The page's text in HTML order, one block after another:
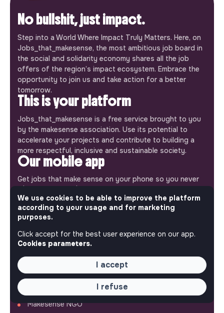
No bullshit, just impact.
Step into a World Where Impact Truly Matters. Here, on
Jobs_that_makesense, the most ambitious job board in
the social and solidarity economy shares all the job
offers of the region’s impact ecosystem. Embrace the
opportunity to join us and take action for a better
tomorrow.
This is your platform
Jobs_that_makesense is a free service brought to you
by the makesense association. Use its potential to
accelerate your projects and contribute to building a
more respectful, inclusive and sustainable society.
Our mobile app
Get jobs that make sense on your phone so you never
miss an opportunity.
iPhone Android
ABOUT
Our mission and impact
Makesense NGO
We use cookies to be able to improve the platform
according to your usage and for marketing
purposes.
Click accept for the best user experience on our app.
Cookies parameters.
I accept
I refuse